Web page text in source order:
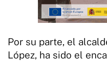
Por su parte, el
López, ha sido el